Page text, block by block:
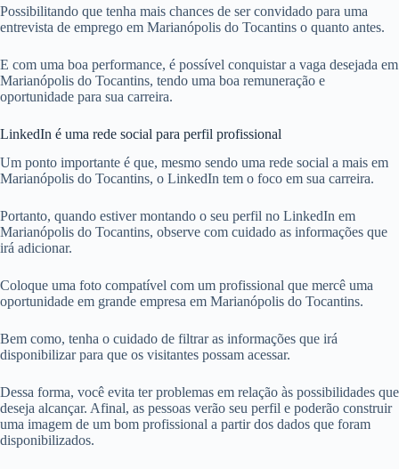
Possibilitando que tenha mais chances de ser convidado para uma
entrevista de emprego em Marianópolis do Tocantins o quanto antes.
E com uma boa performance, é possível conquistar a vaga desejada em
Marianópolis do Tocantins, tendo uma boa remuneração e
oportunidade para sua carreira.
LinkedIn é uma rede social para perfil profissional
Um ponto importante é que, mesmo sendo uma rede social a mais em
Marianópolis do Tocantins, o LinkedIn tem o foco em sua carreira.
Portanto, quando estiver montando o seu perfil no LinkedIn em
Marianópolis do Tocantins, observe com cuidado as informações que
irá adicionar.
Coloque uma foto compatível com um profissional que mercê uma
oportunidade em grande empresa em Marianópolis do Tocantins.
Bem como, tenha o cuidado de filtrar as informações que irá
disponibilizar para que os visitantes possam acessar.
Dessa forma, você evita ter problemas em relação às possibilidades que
deseja alcançar. Afinal, as pessoas verão seu perfil e poderão construir
uma imagem de um bom profissional a partir dos dados que foram
disponibilizados.